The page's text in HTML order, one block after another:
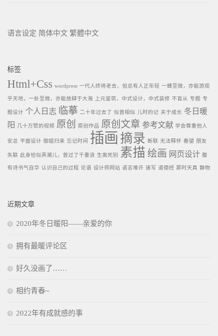
语言设定 简体中文 繁體中文
标签
Html+Css wordpress 一代人终将老去，但总有人正年轻 一蜂至微，亦能游观
乎天地，一虲至微，亦能放肆于大海 上元鉴筑，中式设计，中式装修 不盲从 专题 专
题设计 个人日志 临摹 二十年过去了 似曾相似 儿时的记 关于成长 冬日暖
阳
几十万赞的视频 原创 原创作品 原创文章 参考文献 学会尊重他人
安总 平面设计 御姐归来 忘记时间 插画 摘录 断联 无法释怀 春望 朋友
失联 此身恰似弄潮儿，曾过了千重浪 生离死别 素描 绘画 网页设计 腹
有诗书气自华 认识自己的过程 论语 设计师网站 诺言难许 速写 道德经 那时天真 静物
近期文章
2020年冬日暖阳——亲爱的你
拥有最暖评论区
好久没画了……
相约青春~
2022年有成就感的事